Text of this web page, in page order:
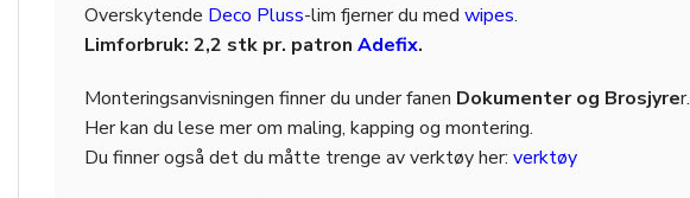
Overskytende Deco Pluss-lim fjerner du med wipes.
Limforbruk: 2,2 stk pr. patron Adefix.
Monteringsanvisningen finner du under fanen Dokumenter og Brosjyrer.
Her kan du lese mer om maling, kapping og montering.
Du finner også det du måtte trenge av verktøy her: verktøy